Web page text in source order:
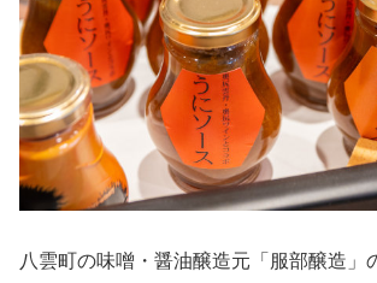
八雲町の味噌・醤油醸造元「服部醸造」